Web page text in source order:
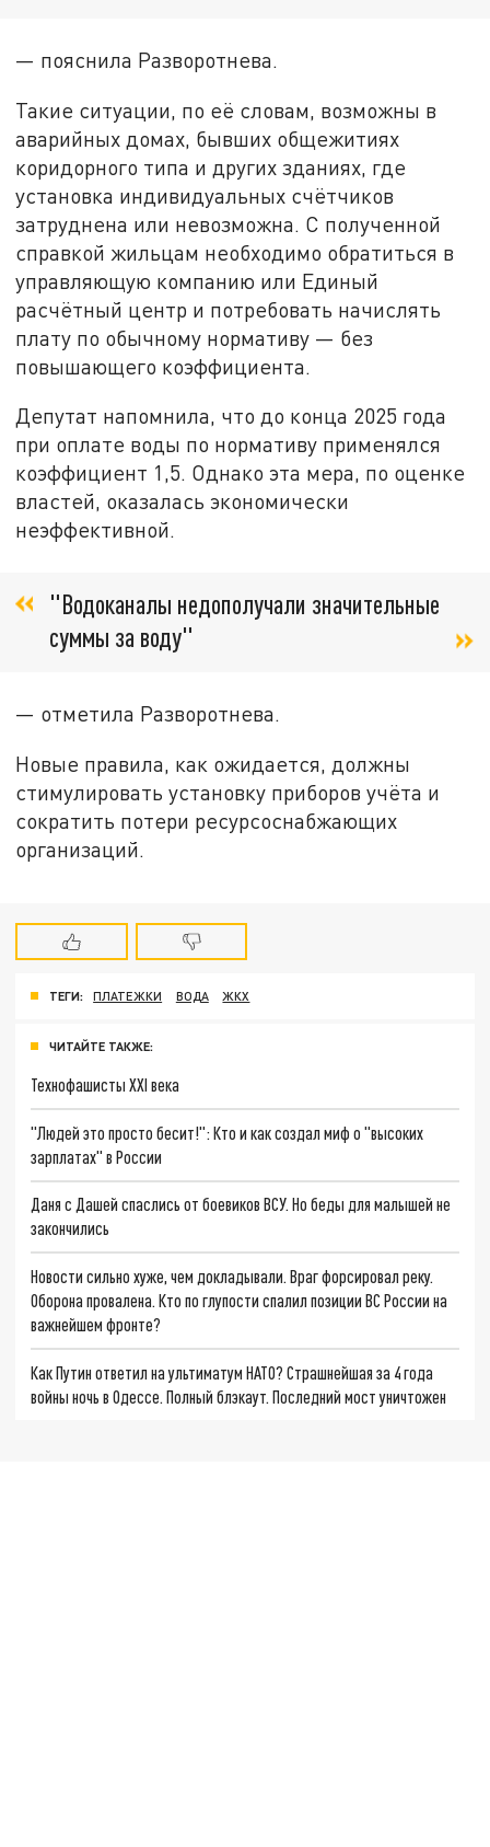
— пояснила Разворотнева.
Такие ситуации, по её словам, возможны в
аварийных домах, бывших общежитиях
коридорного типа и других зданиях, где
установка индивидуальных счётчиков
затруднена или невозможна. С полученной
справкой жильцам необходимо обратиться в
управляющую компанию или Единый
расчётный центр и потребовать начислять
плату по обычному нормативу — без
повышающего коэффициента.
Депутат напомнила, что до конца 2025 года
при оплате воды по нормативу применялся
коэффициент 1,5. Однако эта мера, по оценке
властей, оказалась экономически
неэффективной.
"Водоканалы недополучали значительные
суммы за воду"
— отметила Разворотнева.
Новые правила, как ожидается, должны
стимулировать установку приборов учёта и
сократить потери ресурсоснабжающих
организаций.
ТЕГИ: ПЛАТЕЖКИ ВОДА ЖКХ
ЧИТАЙТЕ ТАКЖЕ:
Технофашисты XXI века
"Людей это просто бесит!": Кто и как создал миф о "высоких
зарплатах" в России
Даня с Дашей спаслись от боевиков ВСУ. Но беды для малышей не
закончились
Новости сильно хуже, чем докладывали. Враг форсировал реку.
Оборона провалена. Кто по глупости спалил позиции ВС России на
важнейшем фронте?
Как Путин ответил на ультиматум НАТО? Страшнейшая за 4 года
войны ночь в Одессе. Полный блэкаут. Последний мост уничтожен